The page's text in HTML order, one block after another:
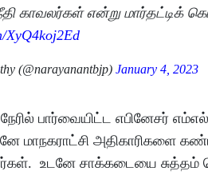
காவலர்கள் என்று மார்தட்டிக்
XyQ4koj2Ed
(@narayanantbjp) January 4, 2023
பார்வையிட்ட எபினேசர்
மாநகராட்சி அதிகாரிகளை
உடனே சாக்கடையை